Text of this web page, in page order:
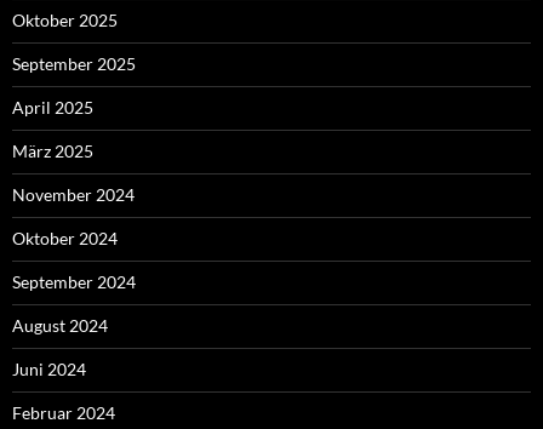
Oktober 2025
September 2025
April 2025
März 2025
November 2024
Oktober 2024
September 2024
August 2024
Juni 2024
Februar 2024